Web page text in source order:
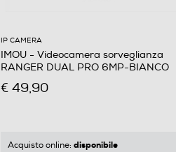
IP CAMERA
IMOU - Videocamera sorveglianza
RANGER DUAL PRO 6MP-BIANCO
€ 49,90
Acquisto online: disponibile